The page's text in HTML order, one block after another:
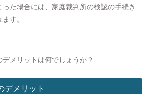
た場合には、家庭裁判所の検認の手続き
す。
メリットは何でしょうか？
デメリット